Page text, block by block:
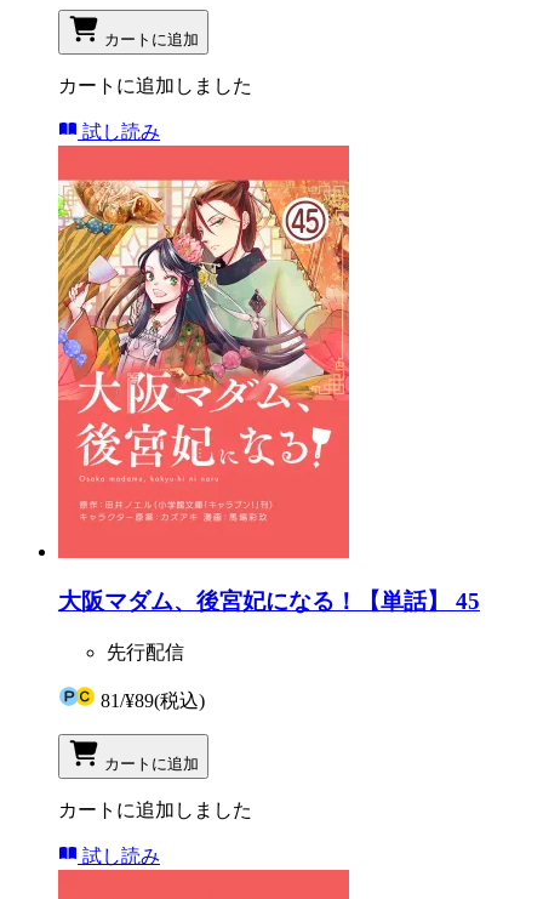
カートに追加
カートに追加しました
試し読み
大阪マダム、後宮妃になる！【単話】 45
先行配信
81/¥89(税込)
カートに追加
カートに追加しました
試し読み